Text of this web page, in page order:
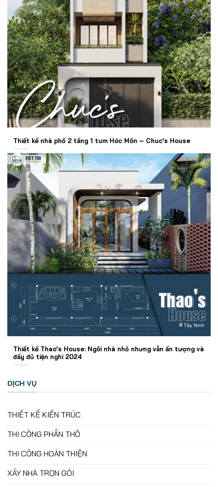
Thiết kế nhà phố 2 tầng 1 tum Hóc Môn – Chuc’s House
Thiết kế Thao’s House: Ngôi nhà nhỏ nhưng vẫn ấn tượng và
đầy đủ tiện nghi 2024
DỊCH VỤ
THIẾT KẾ KIẾN TRÚC
THI CÔNG PHẦN THÔ
THI CÔNG HOÀN THIỆN
XÂY NHÀ TRỌN GÓI